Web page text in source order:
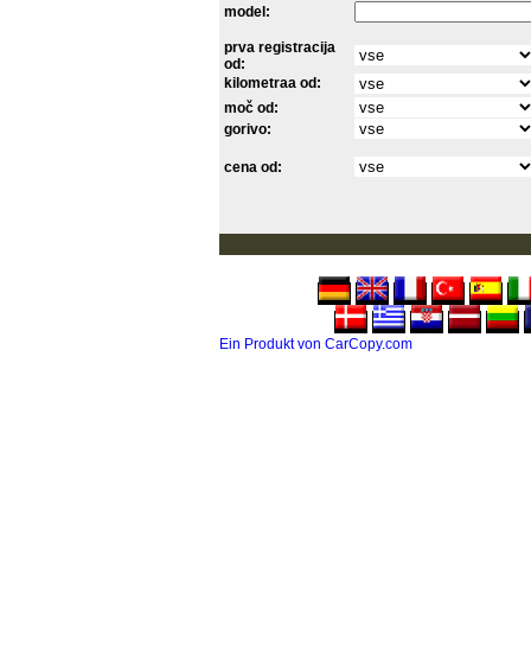
model:
prva registracija
od:
kilometraa od:
moč od:
gorivo:
cena od:
Ein Produkt von CarCopy.com